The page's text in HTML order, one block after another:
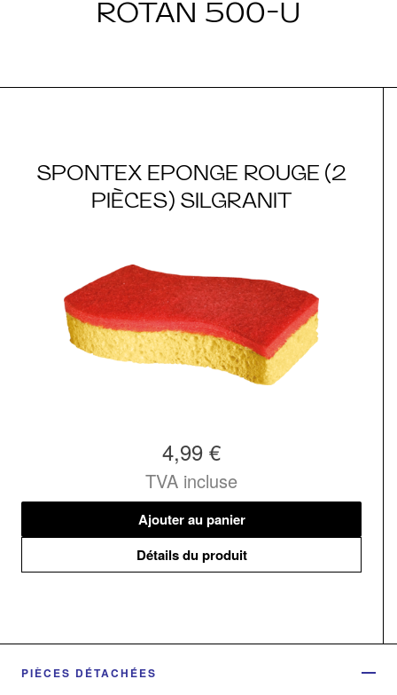
ROTAN 500-U
SPONTEX EPONGE ROUGE (2
PIÈCES) SILGRANIT
4,99 €
TVA incluse
Ajouter au panier
Détails du produit
PIÈCES DÉTACHÉES